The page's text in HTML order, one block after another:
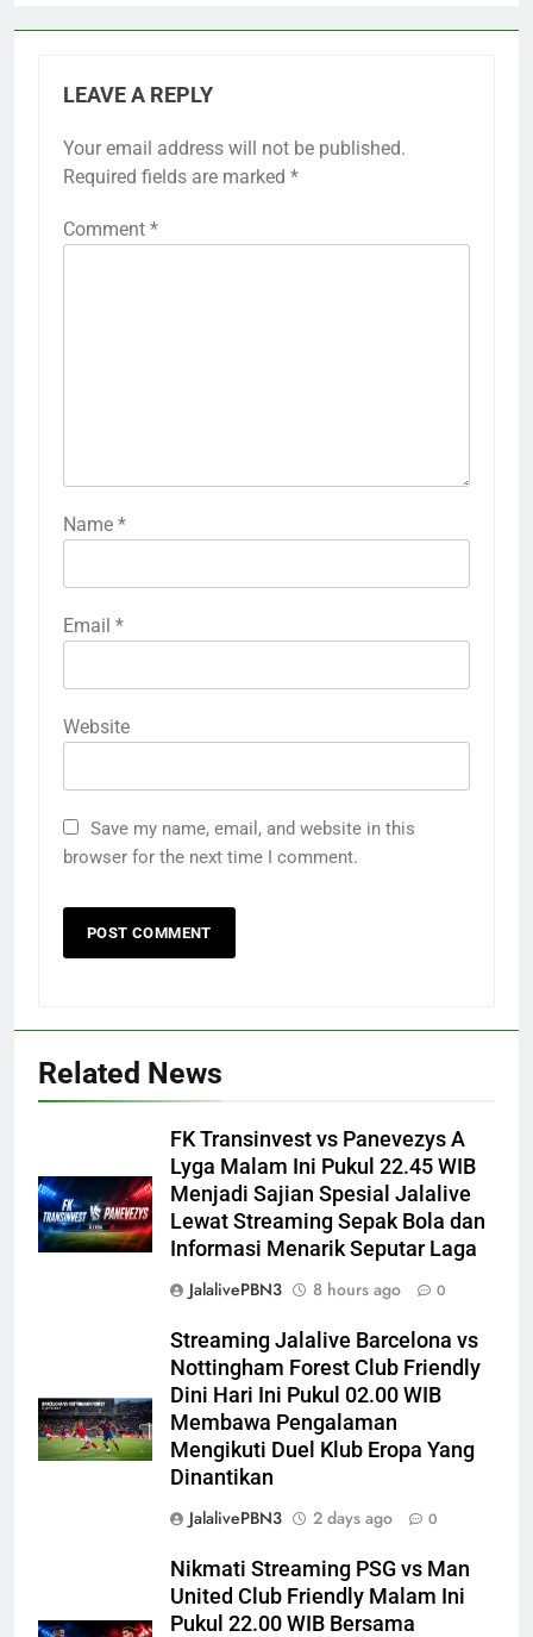
LEAVE A REPLY
Your email address will not be published.
Required fields are marked *
Comment *
Name *
Email *
Website
Save my name, email, and website in this
browser for the next time I comment.
Related News
FK Transinvest vs Panevezys A
Lyga Malam Ini Pukul 22.45 WIB
Menjadi Sajian Spesial Jalalive
Lewat Streaming Sepak Bola dan
Informasi Menarik Seputar Laga
JalalivePBN3
8 hours ago 0
Streaming Jalalive Barcelona vs
Nottingham Forest Club Friendly
Dini Hari Ini Pukul 02.00 WIB
Membawa Pengalaman
Mengikuti Duel Klub Eropa Yang
Dinantikan
JalalivePBN3
2 days ago 0
Nikmati Streaming PSG vs Man
United Club Friendly Malam Ini
Pukul 22.00 WIB Bersama